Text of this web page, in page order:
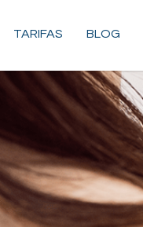
TARIFAS BLOG